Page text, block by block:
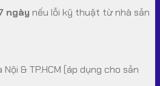
ngày nếu lỗi kỹ thuật từ nhà sản
Nội & TP.HCM (áp dụng cho sản